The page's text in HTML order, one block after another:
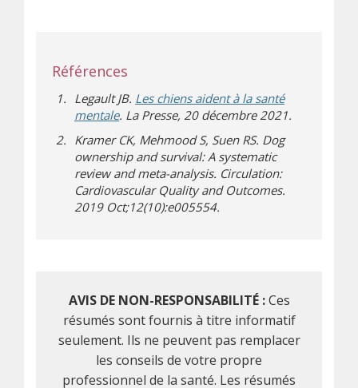
Références
Legault JB. Les chiens aident à la santé
mentale(s’ouvre sur un autre site)
. La Presse, 20 décembre 2021.
Kramer CK, Mehmood S, Suen RS. Dog
ownership and survival: A systematic
review and meta-analysis. Circulation:
Cardiovascular Quality and Outcomes.
2019 Oct;12(10):e005554.
AVIS DE NON-RESPONSABILITÉ :Ces
résumés sont fournis à titre informatif
seulement. Ils ne peuvent pas remplacer
les conseils de votre propre
professionnel de la santé. Les résumés